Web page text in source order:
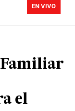
EN VIVO
el